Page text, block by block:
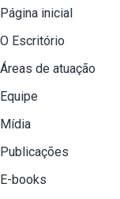
Página inicial
O Escritório
Áreas de atuação
Equipe
Mídia
Publicações
E-books